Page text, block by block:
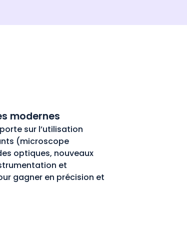
modernes
sur l’utilisation
(microscope
optiques, nouveaux
et
gagner en précision et